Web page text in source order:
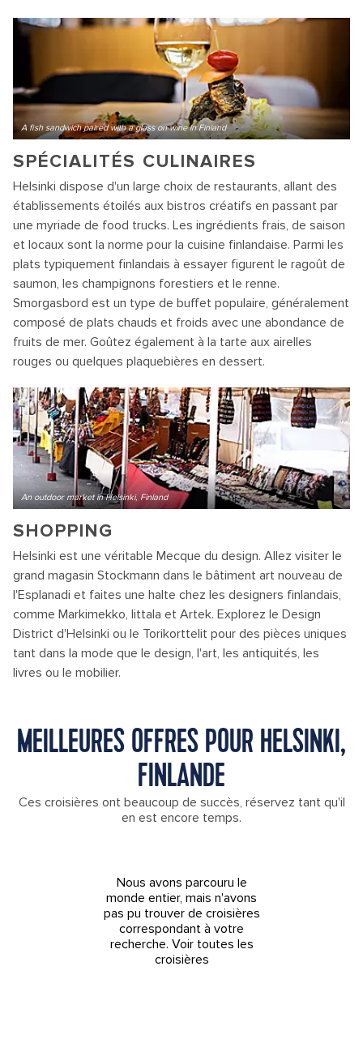
A fish sandwich paired with a glass on wine in Finland
SPÉCIALITÉS CULINAIRES
Helsinki dispose d'un large choix de restaurants, allant des
établissements étoilés aux bistros créatifs en passant par
une myriade de food trucks. Les ingrédients frais, de saison
et locaux sont la norme pour la cuisine finlandaise. Parmi les
plats typiquement finlandais à essayer figurent le ragoût de
saumon, les champignons forestiers et le renne.
Smorgasbord est un type de buffet populaire, généralement
composé de plats chauds et froids avec une abondance de
fruits de mer. Goûtez également à la tarte aux airelles
rouges ou quelques plaquebières en dessert.
An outdoor market in Helsinki, Finland
SHOPPING
Helsinki est une véritable Mecque du design. Allez visiter le
grand magasin Stockmann dans le bâtiment art nouveau de
l'Esplanadi et faites une halte chez les designers finlandais,
comme Markimekko, Iittala et Artek. Explorez le Design
District d'Helsinki ou le Torikorttelit pour des pièces uniques
tant dans la mode que le design, l'art, les antiquités, les
livres ou le mobilier.
MEILLEURES OFFRES POUR HELSINKI,
FINLANDE
Ces croisières ont beaucoup de succès, réservez tant qu'il
en est encore temps.
Nous avons parcouru le
monde entier, mais n'avons
pas pu trouver de croisières
correspondant à votre
recherche. Voir toutes les
croisières